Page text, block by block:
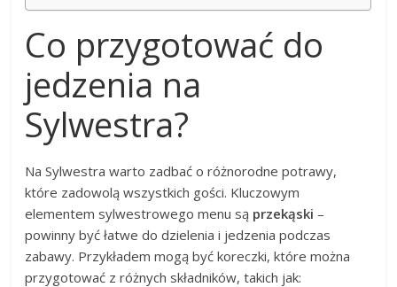
Co przygotować do
jedzenia na
Sylwestra?
Na Sylwestra warto zadbać o różnorodne potrawy,
które zadowolą wszystkich gości. Kluczowym
elementem sylwestrowego menu są przekąski –
powinny być łatwe do dzielenia i jedzenia podczas
zabawy. Przykładem mogą być koreczki, które można
przygotować z różnych składników, takich jak: